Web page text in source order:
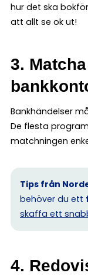
hur det ska
att allt se ok ut!
3.
Bankhändelser
De flesta
matchningen
Tips från
behöver du ett
skaffa ett
4.